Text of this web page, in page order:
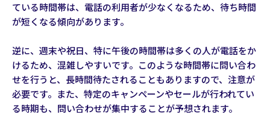
ている時間帯は、電話の利用者が少なくなるため、待ち時間
が短くなる傾向があります。
逆に、週末や祝日、特に午後の時間帯は多くの人が電話をか
けるため、混雑しやすいです。このような時間帯に問い合わ
せを行うと、長時間待たされることもありますので、注意が
必要です。また、特定のキャンペーンやセールが行われてい
る時期も、問い合わせが集中することが予想されます。